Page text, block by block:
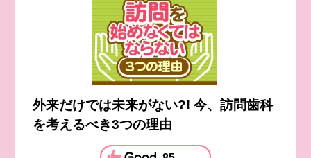
外来だけでは未来がない?! 今、訪問歯科
を考えるべき3つの理由